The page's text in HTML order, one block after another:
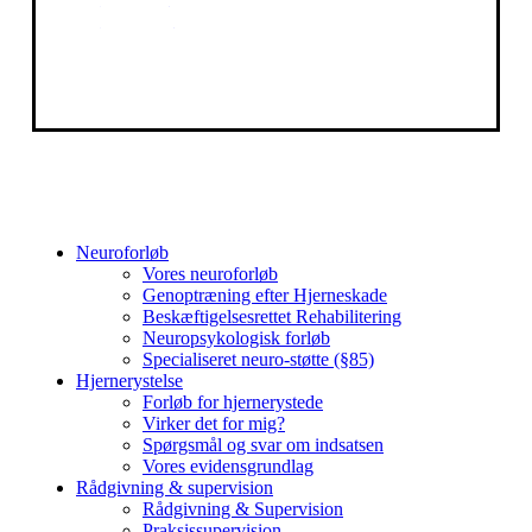
Neuroforløb
Vores neuroforløb
Genoptræning efter Hjerneskade
Beskæftigelsesrettet Rehabilitering
Neuropsykologisk forløb
Specialiseret neuro-støtte (§85)
Hjernerystelse
Forløb for hjernerystede
Virker det for mig?
Spørgsmål og svar om indsatsen
Vores evidensgrundlag
Rådgivning & supervision
Rådgivning & Supervision